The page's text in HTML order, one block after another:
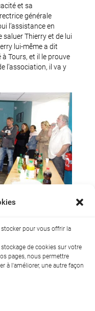
pour vous offrir la
de cookies sur votre
pages, nous permettre
à l'améliorer, une autre façon
et sa
générale
l’assistance en
saluer Thierry et de lui
lui-même a dit
Tours, et il le prouve
l’association, il va y